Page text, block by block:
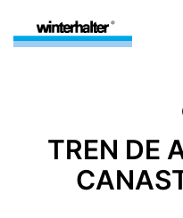
TREN DE